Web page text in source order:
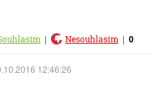
| Nesouhlasím | 0
12:46:26